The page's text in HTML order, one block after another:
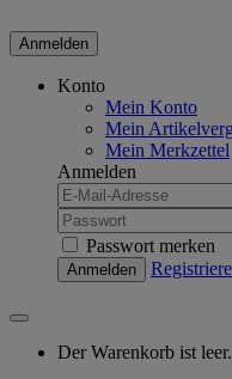
Anmelden
Konto
Mein Konto
Mein
Mein Merkzettel
Anmelden
Passwort merken
Anmelden
Der Warenkorb ist leer.